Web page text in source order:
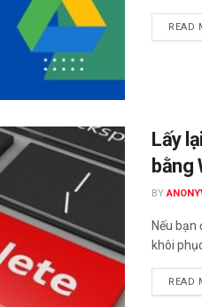
READ
Lấy
bằng
BY
Nếu
khôi
READ